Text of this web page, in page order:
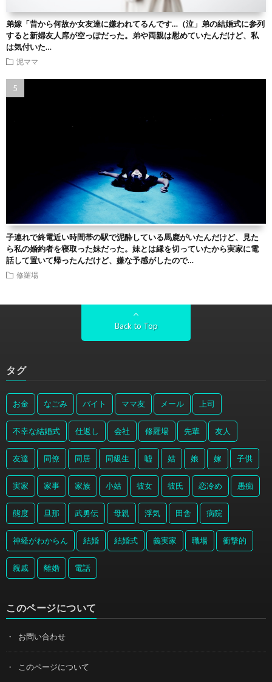
弟嫁「昔から何故か女友達に嫌われてるんです…（泣」弟の結婚式に参列
すると新婦友人席が空っぽだった。弟や両親は慰めていたんだけど、私
は気付いた…
泥ママ
子連れで終電近い時間帯の駅で泥酔している馬鹿がいたんだけど、見た
ら私の婚約者を寝取った妹だった。妹とは縁を切っていたから実家に電
話して置いて帰ったんだけど、嫌な予感がしたので…
修羅場
Back to Top
タグ
お金 なごみ バイト ママ友 メール 上司
不幸な結婚式 仕返し 会社 修羅場 先輩 友人
友達 同僚 同居 同級生 嘘 姑 娘 嫁 子供
実家 家事 家族 小姑 彼女 彼氏 恋冷め 愚痴
態度 旦那 武勇伝 母親 浮気 田舎 病院
神経がわからん 結婚 結婚式 義実家 職場 衝撃的
親戚 離婚 電話
このページについて
お問い合わせ
このページについて